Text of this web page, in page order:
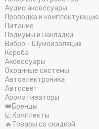
Аудио аксессуары
Проводка и комплектующие
Питание
Подиумы и накладки
Вибро - Шумоизоляция
Короба
Аксессуары
Охранные системы
Автоэлектроника
Автосвет
Ароматизаторы
👑Бренды
☑️ Комплекты
🔥Товары со скидкой